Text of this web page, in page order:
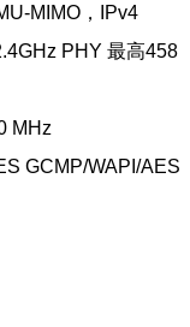
MIMO，IPv4
PHY 最高458
MHz
GCMP/WAPI/AES